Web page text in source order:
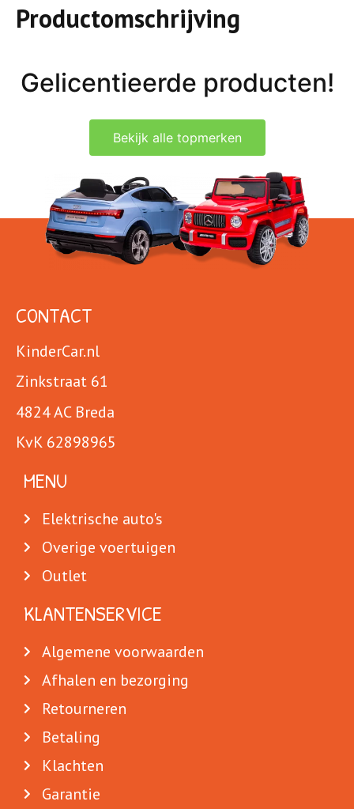
Productomschrijving
Gelicentieerde producten!
Bekijk alle topmerken
CONTACT
KinderCar.nl
Zinkstraat 61
4824 AC Breda
KvK 62898965
MENU
Elektrische auto's
Overige voertuigen
Outlet
KLANTENSERVICE
Algemene voorwaarden
Afhalen en bezorging
Retourneren
Betaling
Klachten
Garantie